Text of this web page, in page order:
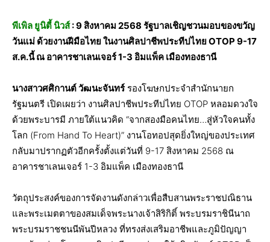
พีเพิล ยูนิตี้ นิวส์ : 9 สิงหาคม 2568 รัฐบาลเชิญชวนมอบของขวัญ
วันแม่ ด้วยงานฝีมือไทย ในงานศิลปาชีพประทีปไทย OTOP 9-17
ส.ค.นี้ ณ อาคารชาเลนเจอร์ 1-3 อิมแพ็ค เมืองทองธานี
นางสาวศศิกานต์ วัฒนะจันทร์รองโฆษกประจำสำนักนายก
รัฐมนตรี เปิดเผยว่า งานศิลปาชีพประทีปไทย OTOP หลอมดวงใจ
ด้วยพระบารมี ภายใต้แนวคิด “จากสองมือคนไทย…สู่หัวใจคนทั้ง
โลก (From Hand To Heart)” งานโอทอปสุดยิ่งใหญ่ของประเทศ
กลับมาปรากฏตัวอีกครั้งตั้งแต่วันที่ 9-17 สิงหาคม 2568 ณ
อาคารชาเลนเจอร์ 1-3 อิมแพ็ค เมืองทองธานี
วัตถุประสงค์ของการจัดงานดังกล่าวเพื่อสืบสานพระราชปณิธาน
และพระเมตตาของสมเด็จพระนางเจ้าสิริกิติ์ พระบรมราชินีนาถ
พระบรมราชชนนีพันปีหลวง ที่ทรงส่งเสริมอาชีพและภูมิปัญญา